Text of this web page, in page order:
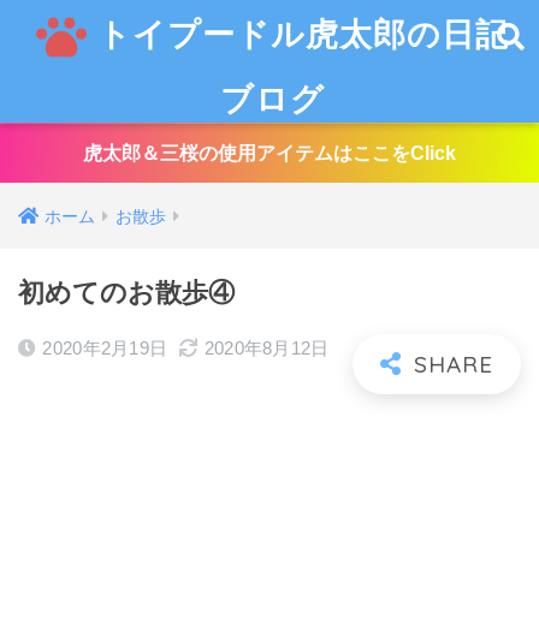
トイプードル虎太郎の日記
ブログ
虎太郎＆三桜の使用アイテムはここをClick
ホーム お散歩
初めてのお散歩④
2020年2月19日 2020年8月12日